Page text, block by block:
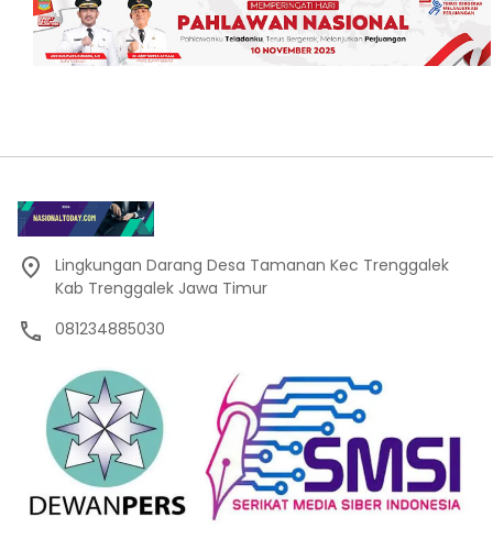
Lingkungan Darang Desa Tamanan Kec Trenggalek
Kab Trenggalek Jawa Timur
081234885030